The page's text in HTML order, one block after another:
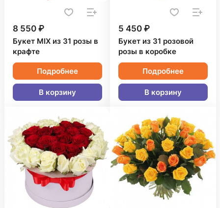
8 550 ₽
Букет MIX из 31 розы в
крафте
Подробнее
В корзину
5 450 ₽
Букет из 31 розовой
розы в коробке
Подробнее
В корзину